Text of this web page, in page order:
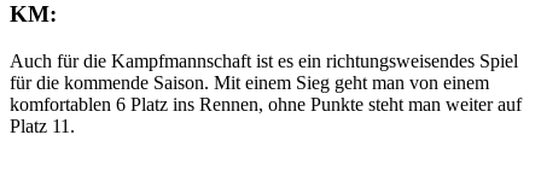
KM:
Auch für die Kampfmannschaft ist es ein richtungsweisendes Spiel
für die kommende Saison. Mit einem Sieg geht man von einem
komfortablen 6 Platz ins Rennen, ohne Punkte steht man weiter auf
Platz 11.